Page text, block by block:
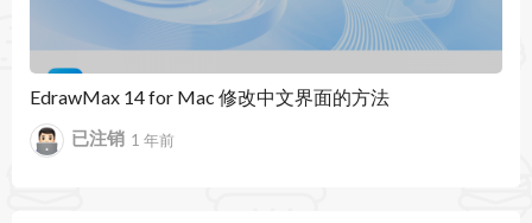
EdrawMax 14 for Mac 修改中文界面的方法
已注销 1 年前